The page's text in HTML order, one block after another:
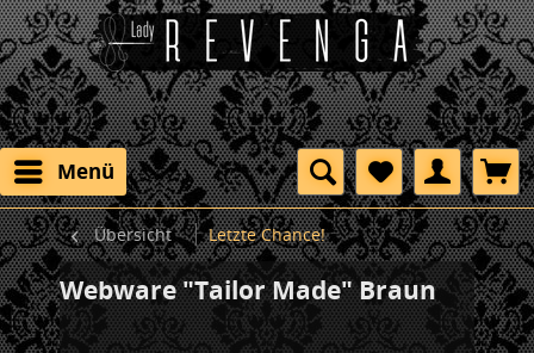
Menü
Übersicht Letzte Chance!
Webware "Tailor Made" Braun